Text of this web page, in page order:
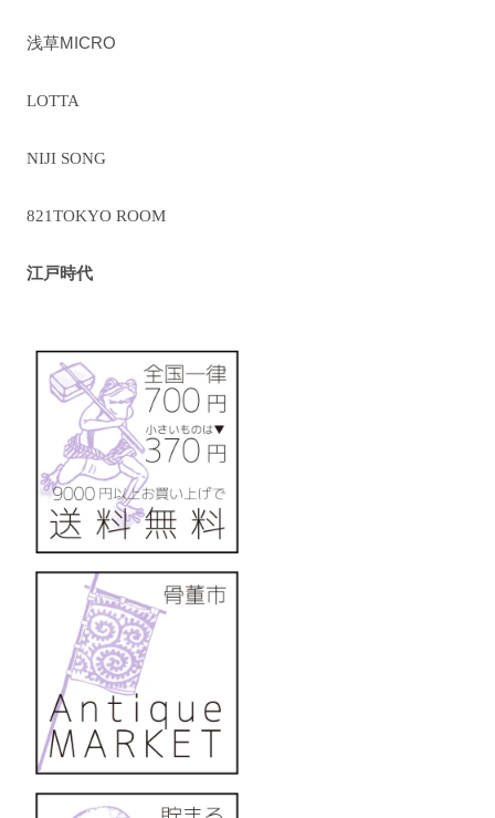
浅草MICRO
LOTTA
NIJI SONG
821TOKYO ROOM
江戸時代